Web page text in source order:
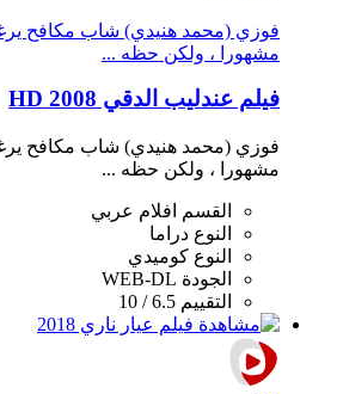
فوزي (محمد هنيدي) شاب مكافح
مشهورا ، ولكن حظه ...
فيلم عندليب الدقي 2008 HD
فوزي (محمد هنيدي) شاب مكافح
مشهورا ، ولكن حظه ...
القسم
افلام عربي
النوع دراما
النوع كوميدي
الجودة WEB-DL
التقييم 6.5 / 10